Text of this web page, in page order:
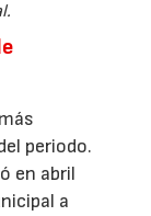
periodo.
en abril
a